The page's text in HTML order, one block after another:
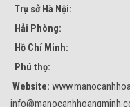
Trụ sở Hà Nội:
Hải Phòng:
Hồ Chí Minh:
Phú thọ:
Website: